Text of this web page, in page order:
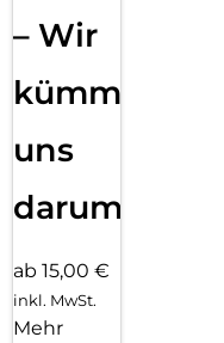
– Wir
kümmern
uns
darum!
ab 15,00 €
inkl. MwSt.
Mehr